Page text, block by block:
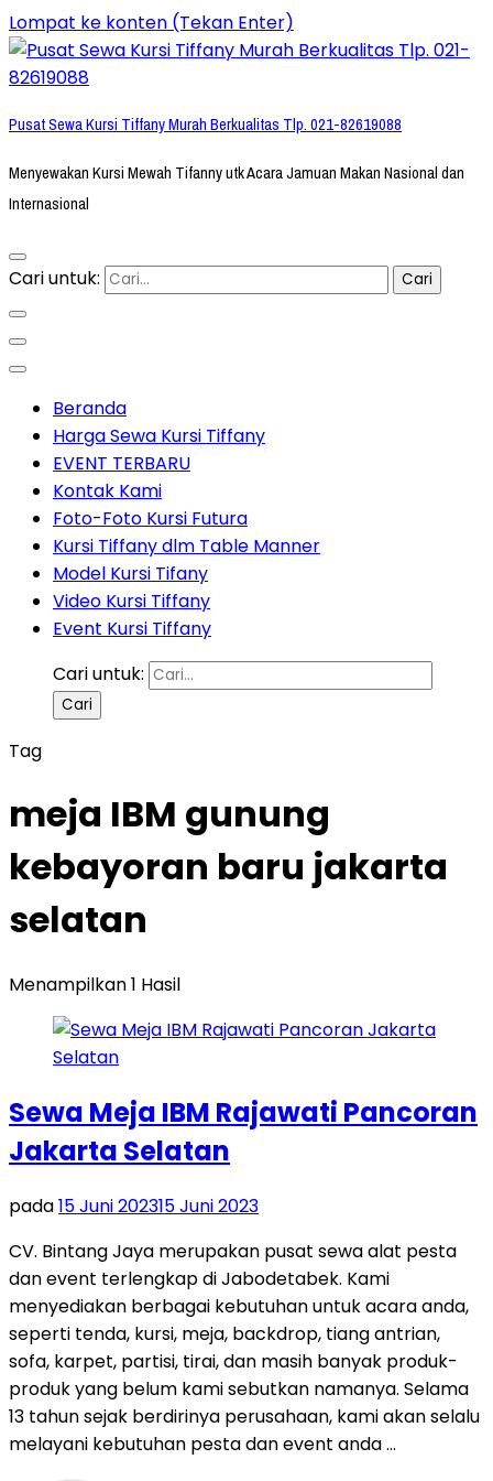
Lompat ke konten (Tekan Enter)
Pusat Sewa Kursi Tiffany Murah Berkualitas Tlp. 021-82619088
Menyewakan Kursi Mewah Tifanny utk Acara Jamuan Makan Nasional dan
Internasional
Cari untuk:
Beranda
Harga Sewa Kursi Tiffany
EVENT TERBARU
Kontak Kami
Foto-Foto Kursi Futura
Kursi Tiffany dlm Table Manner
Model Kursi Tifany
Video Kursi Tiffany
Event Kursi Tiffany
Cari untuk:
Tag
meja IBM gunung
kebayoran baru jakarta
selatan
Menampilkan 1 Hasil
Sewa Meja IBM Rajawati Pancoran
Jakarta Selatan
pada15 Juni 202315 Juni 2023
CV. Bintang Jaya merupakan pusat sewa alat pesta
dan event terlengkap di Jabodetabek. Kami
menyediakan berbagai kebutuhan untuk acara anda,
seperti tenda, kursi, meja, backdrop, tiang antrian,
sofa, karpet, partisi, tirai, dan masih banyak produk-
produk yang belum kami sebutkan namanya. Selama
13 tahun sejak berdirinya perusahaan, kami akan selalu
melayani kebutuhan pesta dan event anda …